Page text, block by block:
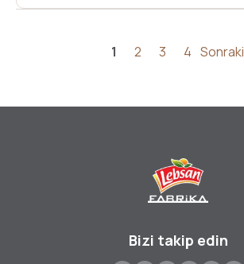
1 2 3 4 Sonraki
Bizi takip edin